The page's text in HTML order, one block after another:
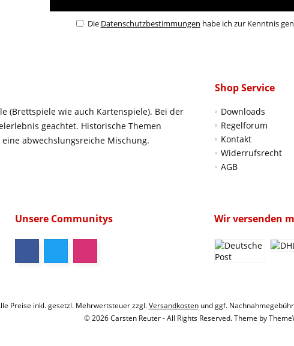
Die Datenschutzbestimmungen habe ich zur Kenntnis
(Brettspiele wie auch Kartenspiele). Bei der
geachtet. Historische Themen
abwechslungsreiche Mischung.
Shop Service
Downloads
Regelforum
Kontakt
Widerrufsrecht
AGB
Unsere Communitys Wir versenden
Preise inkl. gesetzl. Mehrwertsteuer zzgl.Versandkostenund ggf.
© 2026 Carsten Reuter - All Rights Reserved. Theme by